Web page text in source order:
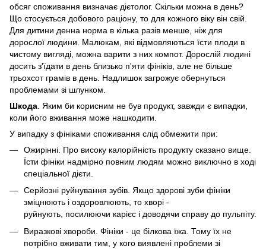
обсяг споживання визначає дієтолог. Скільки можна в день?
Що стосується добового раціону, то для кожного віку він свій.
Для дитини денна норма в кілька разів менше, ніж для
дорослої людини. Малюкам, які відмовляються їсти плоди в
чистому вигляді, можна варити з них компот. Дорослій людині
досить з'їдати в день близько п'яти фініків, але не більше
трьохсот грамів в день. Надлишок загрожує обернуться
проблемами зі шлунком.
Шкода . Яким би корисним не був продукт, завжди є випадки,
коли його вживання може нашкодити.
У випадку з фініками споживання слід обмежити при:
Ожирінні. Про високу калорійність продукту сказано вище.
Їсти фініки надмірно повним людям можно виключно в ході
спеціальної дієти.
Серйозні руйнування зубів. Якщо здорові зуби фініки
зміцнюють і оздоровлюють, то хворі -
руйнують, посилюючи карієс і доводячи справу до пульпіту.
Виразкові хвороби. Фініки - це білкова їжа. Тому їх не
потрібно вживати тим, у кого виявлені проблеми зі